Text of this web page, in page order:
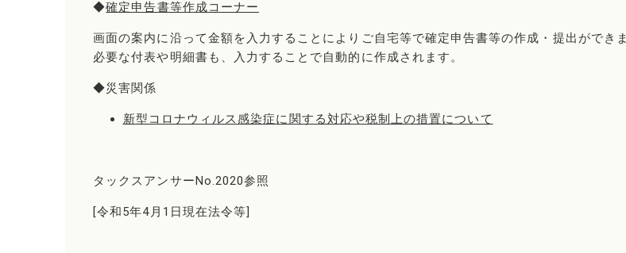
◆確定申告書等作成コーナー
画面の案内に沿って金額を入力することによりご自宅等で確定申告書等の作成・提出ができま
必要な付表や明細書も、入力することで自動的に作成されます。
◆災害関係
新型コロナウィルス感染症に関する対応や税制上の措置について
タックスアンサーNo.2020参照
[令和5年4月1日現在法令等]